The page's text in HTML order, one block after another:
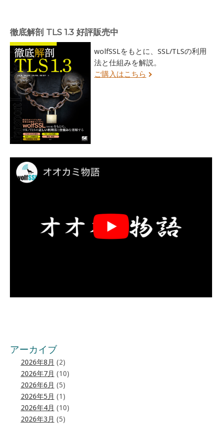
徹底解剖 TLS 1.3 好評販売中
wolfSSLをもとに、SSL/TLSの利用
法と仕組みを解説。
ご購入はこちら
アーカイブ
2026年8月 (2)
2026年7月 (10)
2026年6月 (5)
2026年5月 (1)
2026年4月 (10)
2026年3月 (5)